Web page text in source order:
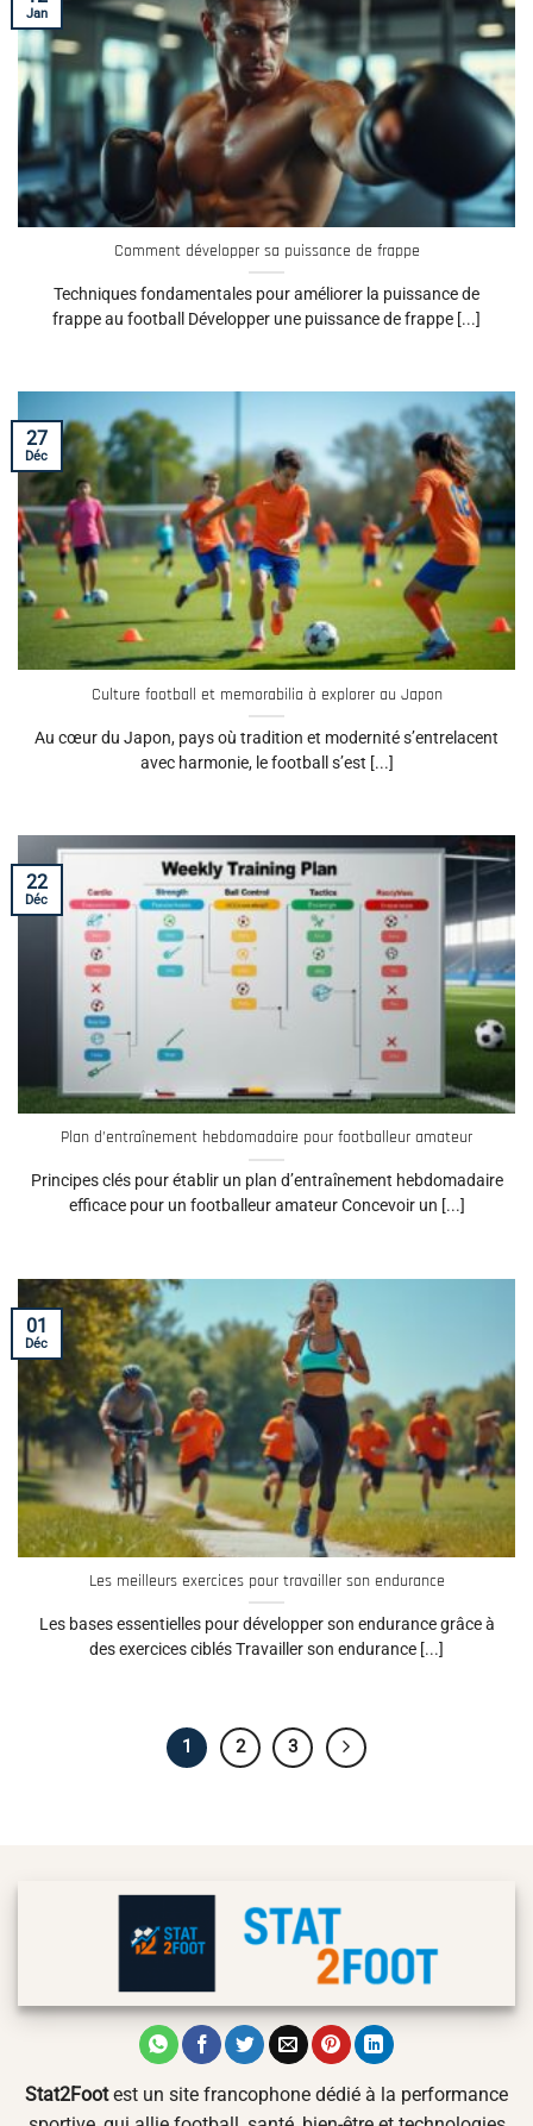
Comment développer sa puissance de frappe
Techniques fondamentales pour améliorer la puissance de
frappe au football Développer une puissance de frappe [...]
Jan
Culture football et memorabilia à explorer au Japon
Au cœur du Japon, pays où tradition et modernité s’entrelacent
avec harmonie, le football s’est [...]
27
Déc
Plan d’entraînement hebdomadaire pour footballeur amateur
Principes clés pour établir un plan d’entraînement hebdomadaire
efficace pour un footballeur amateur Concevoir un [...]
22
Déc
Les meilleurs exercices pour travailler son endurance
Les bases essentielles pour développer son endurance grâce à
des exercices ciblés Travailler son endurance [...]
01
Déc
1 2 3
Stat2Footest un site francophone dédié à la performance